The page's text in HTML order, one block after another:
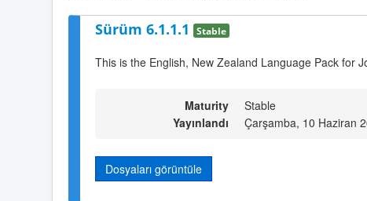
Sürüm 6.1.1.1 Stable
This is the English, New Zealand Language Pack for
Maturity
Stable
Yayınlandı
Çarşamba, 10 Haziran
Dosyaları görüntüle